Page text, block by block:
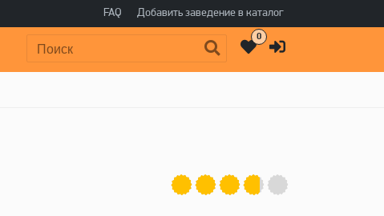
FAQ Добавить заведение в каталог
Поиск: 0